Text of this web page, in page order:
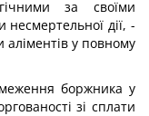
за своїми
дії, -
аліментів у повному
боржника у
зі сплати